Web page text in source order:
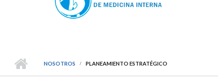
NOSOTROS PLANEAMIENTO ESTRATÉGICO